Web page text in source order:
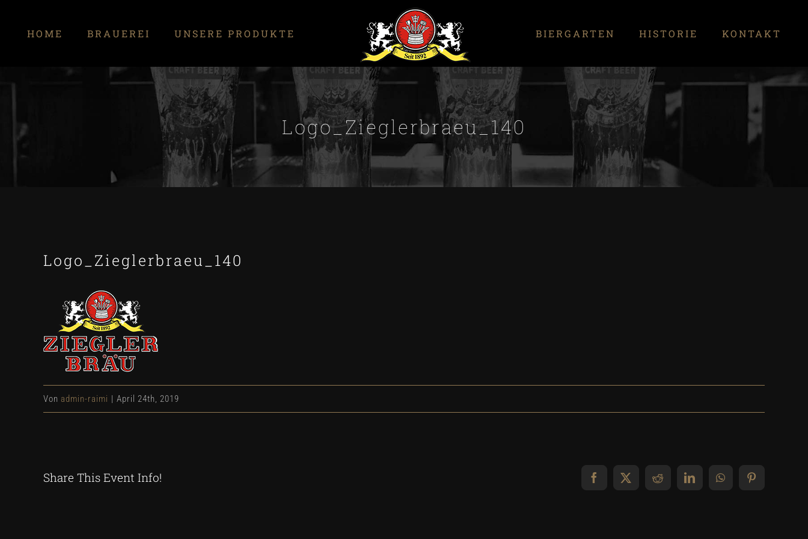
HOME BRAUEREI UNSERE PRODUKTE BIERGARTEN HISTORIE KONTAKT
Logo_Zieglerbraeu_140
Logo_Zieglerbraeu_140
Von admin-raimi | April 24th, 2019
Share This Event Info! Facebook
X RedditLinkedInWhatsAppPinterest